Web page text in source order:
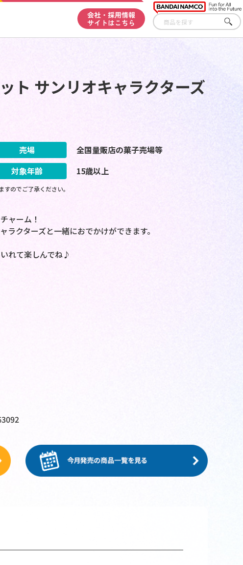
会社・採用情報
サイトはこちら
さが
す
ト サンリオキャラクターズ
売場
全国量販店の菓子売場等
対象年齢 15歳以上
のでご了承ください。
ャーム！
クターズと一緒におでかけができます。
れて楽しんでね♪